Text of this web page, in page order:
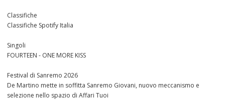
Classifiche
Classifiche Spotify Italia
Singoli
FOURTEEN - ONE MORE KISS
Festival di Sanremo 2026
De Martino mette in soffitta Sanremo Giovani, nuovo meccanismo e
selezione nello spazio di Affari Tuoi